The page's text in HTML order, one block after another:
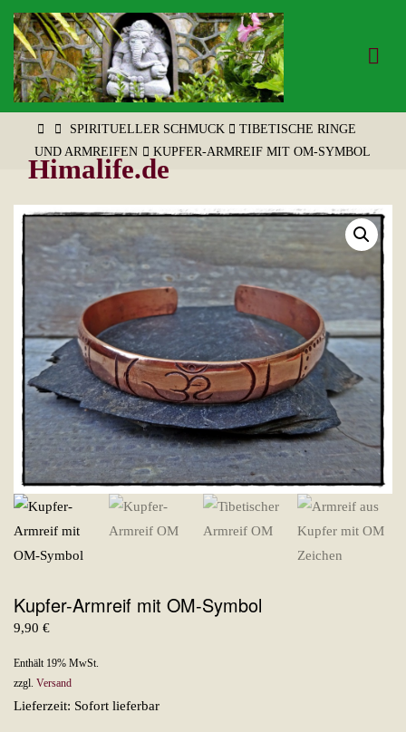
Zum
Inhalt
springen
Himalife.de
STARTSPIRITUELLER SCHMUCK
TIBETISCHE RINGE
UND ARMREIFEN
KUPFER-ARMREIF MIT OM-SYMBOL
Kupfer-Armreif mit OM-Symbol
9,90€
Enthält 19% MwSt.
zzgl.Versand
Lieferzeit: Sofort lieferbar